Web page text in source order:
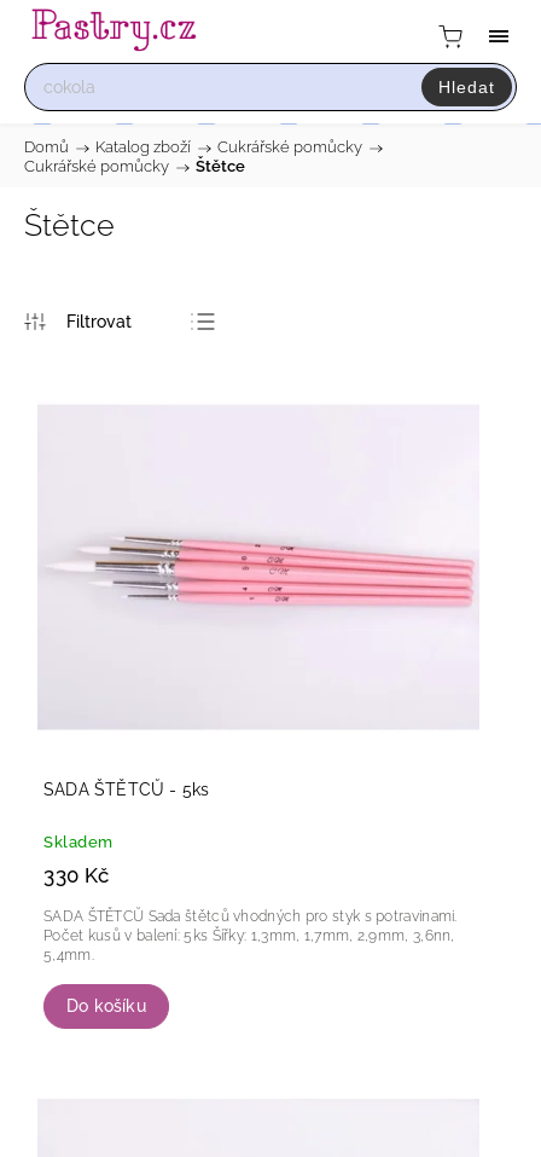
Hledat
Domů / Katalog zboží / Cukrářské pomůcky /
Cukrářské pomůcky / Štětce
Štětce
SADA ŠTĚTCŮ - 5ks
Skladem
330 Kč
Do košíku
SADA ŠTĚTCŮ Sada štětců vhodných pro styk s potravinami.
Počet kusů v balení: 5ks Šířky: 1,3mm, 1,7mm, 2,9mm, 3,6nn,